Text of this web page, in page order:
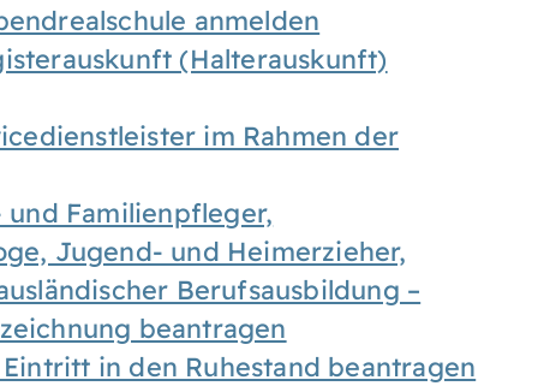
anmelden
(Halterauskunft)
im Rahmen der
Familienpfleger,
Jugend- und Heimerzieher,
Berufsausbildung –
beantragen
in den Ruhestand beantragen